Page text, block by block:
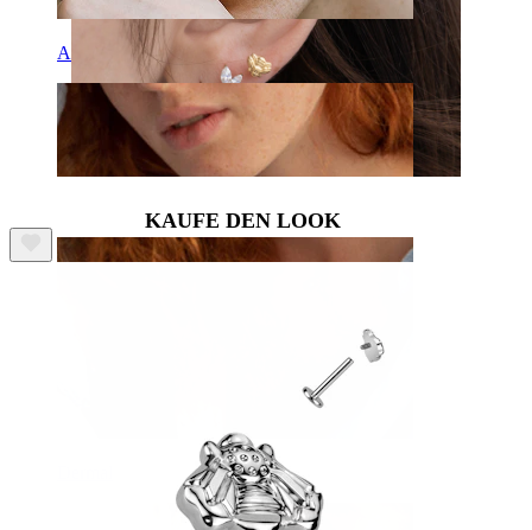
Augenbraue
KAUFE DEN LOOK